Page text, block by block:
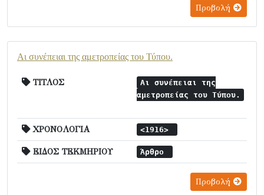
Προβολή
Αι συνέπειαι της αμετροπείας του Τύπου.
ΤΙΤΛΟΣ
Αι συνέπειαι της
αμετροπείας του Τύπου.
ΧΡΟΝΟΛΟΓΙΑ <1916>
ΕΙΔΟΣ ΤΕΚΜΗΡΙΟΥ Άρθρο
Προβολή